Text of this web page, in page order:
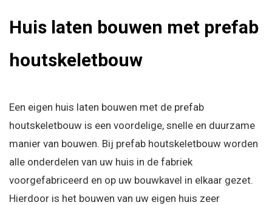
Huis laten bouwen met prefab
houtskeletbouw
Een eigen huis laten bouwen met de prefab
houtskeletbouw is een voordelige, snelle en duurzame
manier van bouwen. Bij prefab houtskeletbouw worden
alle onderdelen van uw huis in de fabriek
voorgefabriceerd en op uw bouwkavel in elkaar gezet.
Hierdoor is het bouwen van uw eigen huis zeer